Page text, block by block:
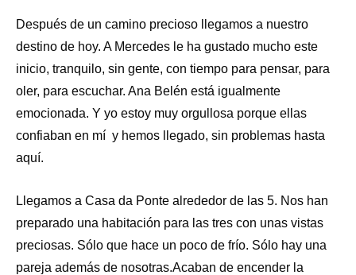
Después de un camino precioso llegamos a nuestro
destino de hoy. A Mercedes le ha gustado mucho este
inicio, tranquilo, sin gente, con tiempo para pensar, para
oler, para escuchar. Ana Belén está igualmente
emocionada. Y yo estoy muy orgullosa porque ellas
confiaban en mí y hemos llegado, sin problemas hasta
aquí.
Llegamos a Casa da Ponte alrededor de las 5. Nos han
preparado una habitación para las tres con unas vistas
preciosas. Sólo que hace un poco de frío. Sólo hay una
pareja además de nosotras.Acaban de encender la